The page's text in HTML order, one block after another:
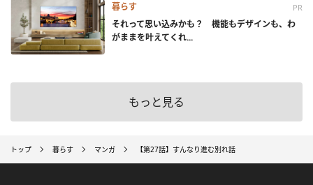
暮らす PR
それって思い込みかも？ 機能もデザインも、わ
がままを叶えてくれ...
もっと見る
トップ 暮らす マンガ 【第27話】すんなり進む別れ話